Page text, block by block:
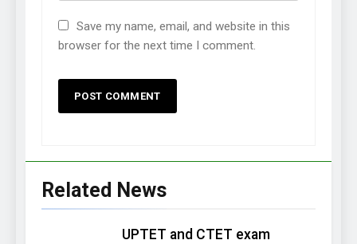
Save my name, email, and website in this
browser for the next time I comment.
Related News
UPTET and CTET exam